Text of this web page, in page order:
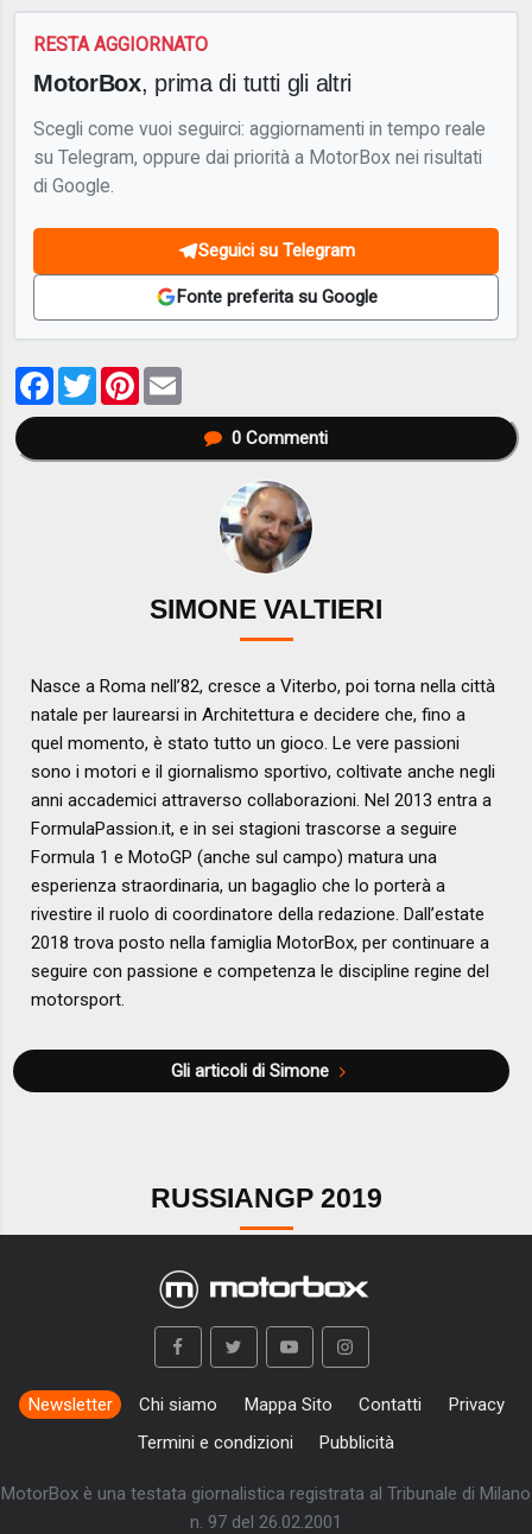
RESTA AGGIORNATO
MotorBox, prima di tutti gli altri
Scegli come vuoi seguirci: aggiornamenti in tempo reale
su Telegram, oppure dai priorità a MotorBox nei risultati
di Google.
Seguici su Telegram
Fonte preferita su Google
Facebook
TwitterPinterest
0Commenti
SIMONE VALTIERI
Nasce a Roma nell’82, cresce a Viterbo, poi torna nella città
natale per laurearsi in Architettura e decidere che, fino a
quel momento, è stato tutto un gioco. Le vere passioni
sono i motori e il giornalismo sportivo, coltivate anche negli
anni accademici attraverso collaborazioni. Nel 2013 entra a
FormulaPassion.it, e in sei stagioni trascorse a seguire
Formula 1 e MotoGP (anche sul campo) matura una
esperienza straordinaria, un bagaglio che lo porterà a
rivestire il ruolo di coordinatore della redazione. Dall’estate
2018 trova posto nella famiglia MotorBox, per continuare a
seguire con passione e competenza le discipline regine del
motorsport.
Gli articoli di Simone
RUSSIANGP 2019
Newsletter Chi siamo Mappa Sito Contatti
Privacy
Termini e condizioni
Pubblicità
MotorBox è una testata giornalistica registrata al Tribunale di Milano
n. 97 del 26.02.2001